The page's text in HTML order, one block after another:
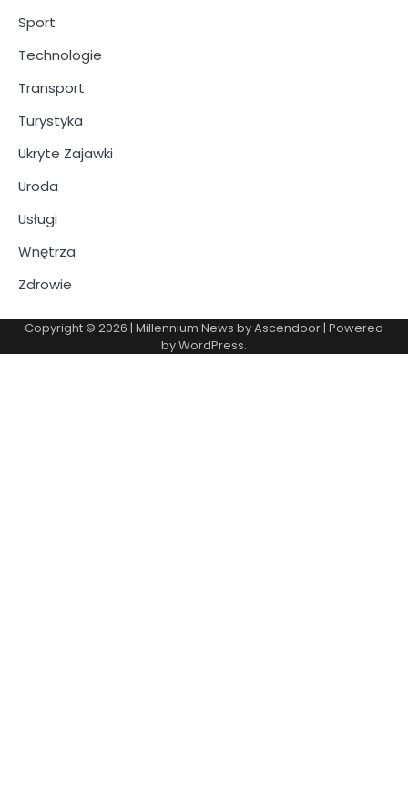
Sport
Technologie
Transport
Turystyka
Ukryte Zajawki
Uroda
Usługi
Wnętrza
Zdrowie
Copyright © 2026 | Millennium News byAscendoor| Powered
byWordPress.